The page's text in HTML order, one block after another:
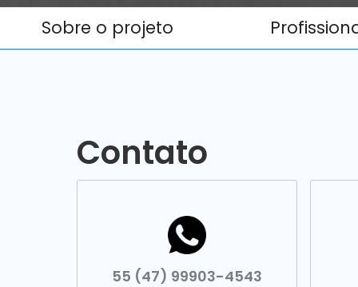
Sobre o projeto
Contato
55 (47) 99903-4543